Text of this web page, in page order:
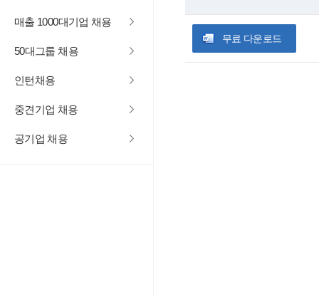
매출 1000대기업 채용
50대그룹 채용
인턴채용
중견기업 채용
공기업 채용
무료 다운로드